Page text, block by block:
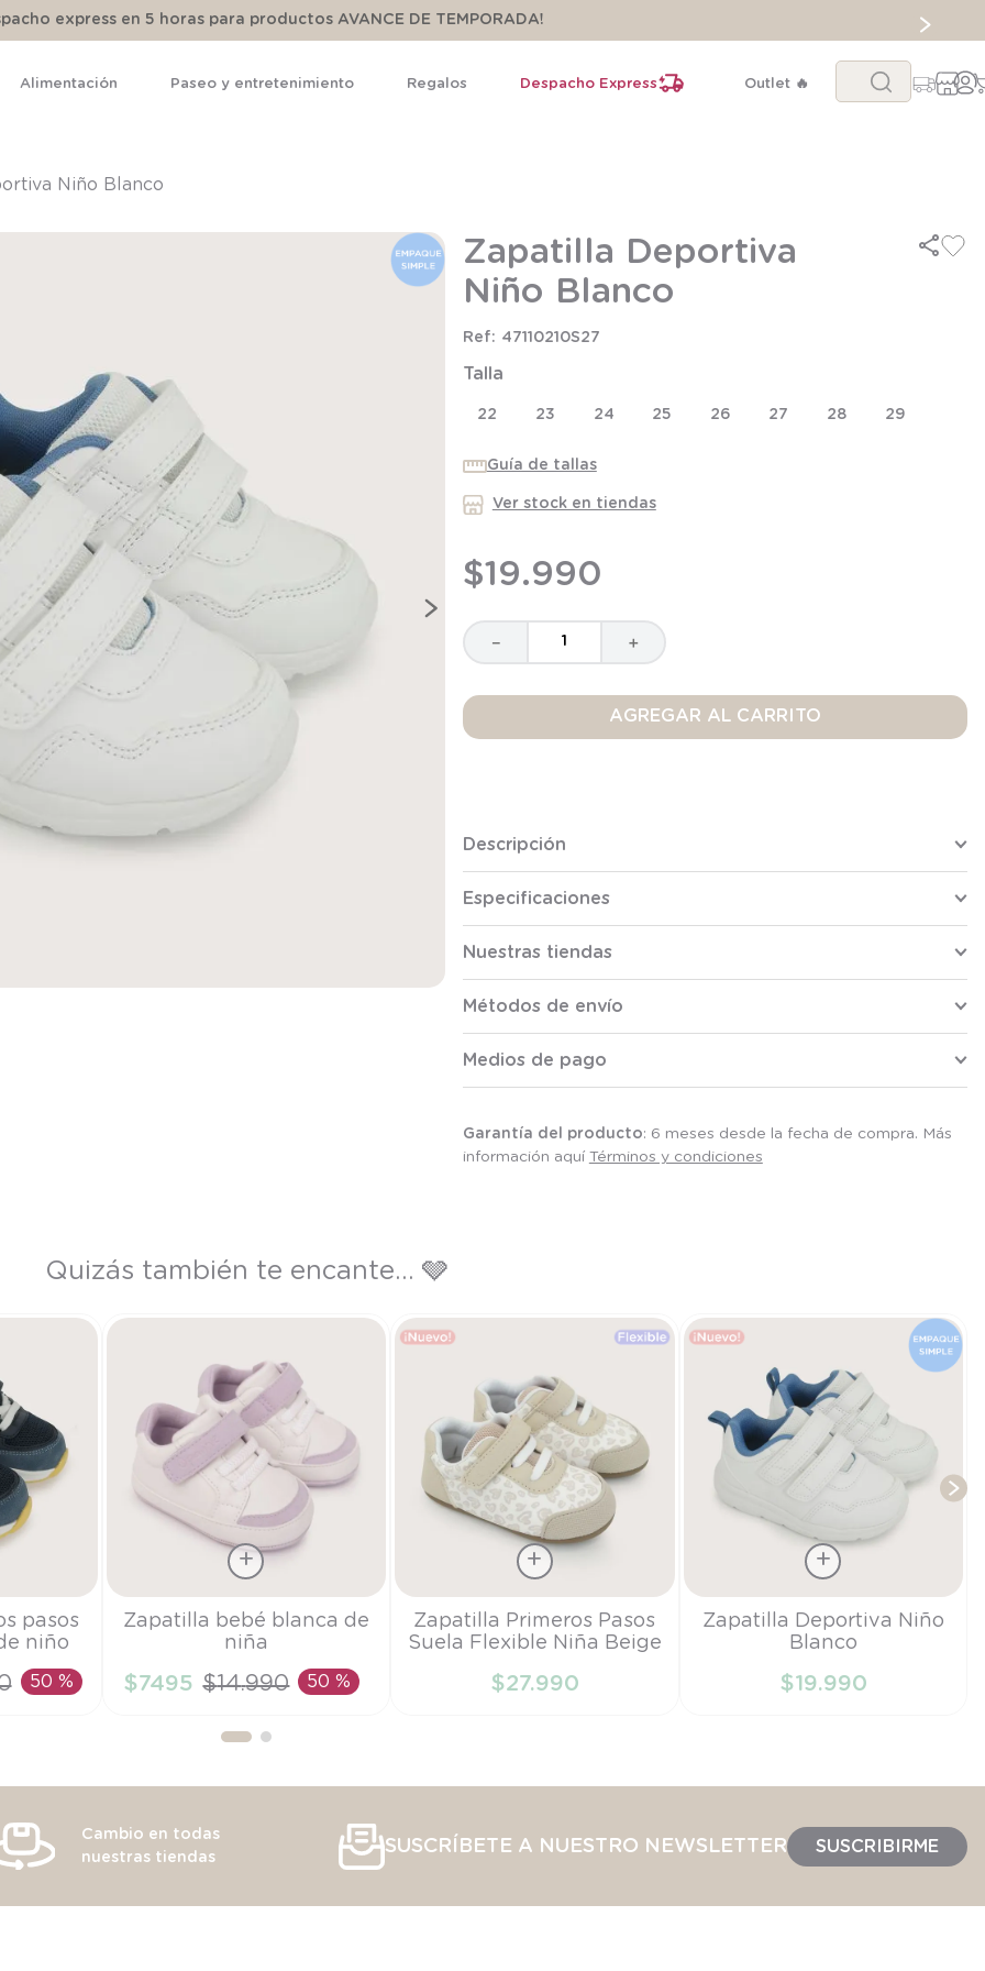
express en 5 horas para productos AVANCE DE TEMPORADA!
Alimentación Paseo y entretenimiento Regalos Despacho Express Outlet 🔥
Buscar...
Niño Blanco
Zapatilla Deportiva
Niño Blanco
47110210S27
Talla
22 23 24 25 26 27 28 29
Guía de tallas
Ver stock en tiendas
$19.990
＋
－
AGREGAR AL CARRITO
Descripción
Especificaciones
Nuestras tiendas
Métodos de envío
Medios de pago
Garantía del producto: 6 meses desde la fecha de compra. Más
información aquí Términos y condiciones
Quizás también te encante... 🩶
pasos
niño
50 %
Talla
AÑADIR AL CARRITO
Zapatilla bebé blanca de
niña
$7495 $14.990 50 %
Talla
18
AÑADIR AL CARRITO
Zapatilla Primeros Pasos
Suela Flexible Niña Beige
$27.990
Talla
AÑADIR AL CARRITO
Zapatilla Deportiva Niño
Blanco
$19.990
Cambio en todas
nuestras tiendas
SUSCRÍBETE A NUESTRO NEWSLETTER SUSCRIBIRME
8
saco
10
zapatillas niño